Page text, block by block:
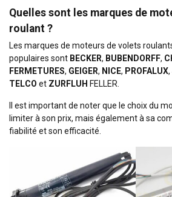
Quelles sont les marques de
roulant ?
Les marques de moteurs de volets
populaires sont BECKER, BUBENDORFF,
FERMETURES, GEIGER, NICE, PROFALUX,
TELCO et ZURFLUH FELLER.
Il est important de noter que le choix du
limiter à son prix, mais également à sa
fiabilité et son efficacité.